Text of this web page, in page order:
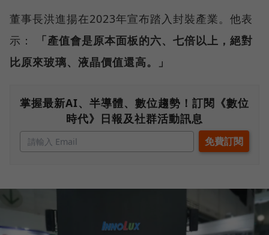
董事長洪進揚在2023年宣布踏入封裝產業。他表
示：
「產值會是原本面板的六、七倍以上，絕對
比原來玻璃、液晶價值還高。」
掌握最新AI、半導體、數位趨勢！訂閱《數位
時代》日報及社群活動訊息